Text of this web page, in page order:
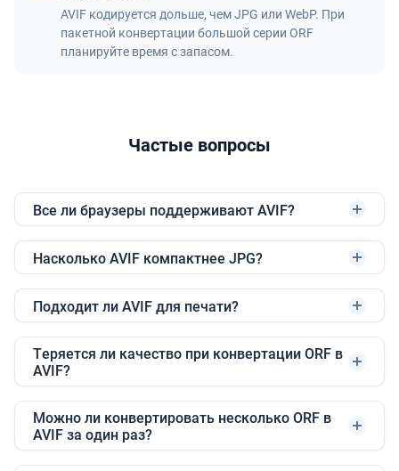
AVIF кодируется дольше, чем JPG или WebP. При
пакетной конвертации большой серии ORF
планируйте время с запасом.
Частые вопросы
Все ли браузеры поддерживают AVIF?
Насколько AVIF компактнее JPG?
Подходит ли AVIF для печати?
Теряется ли качество при конвертации ORF в
AVIF?
Можно ли конвертировать несколько ORF в
AVIF за один раз?